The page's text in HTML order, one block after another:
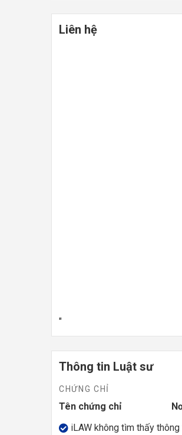
Liên hệ
"
Thông tin Luật sư
CHỨNG CHỈ
Tên chứng chỉ
iLAW không tìm thấy